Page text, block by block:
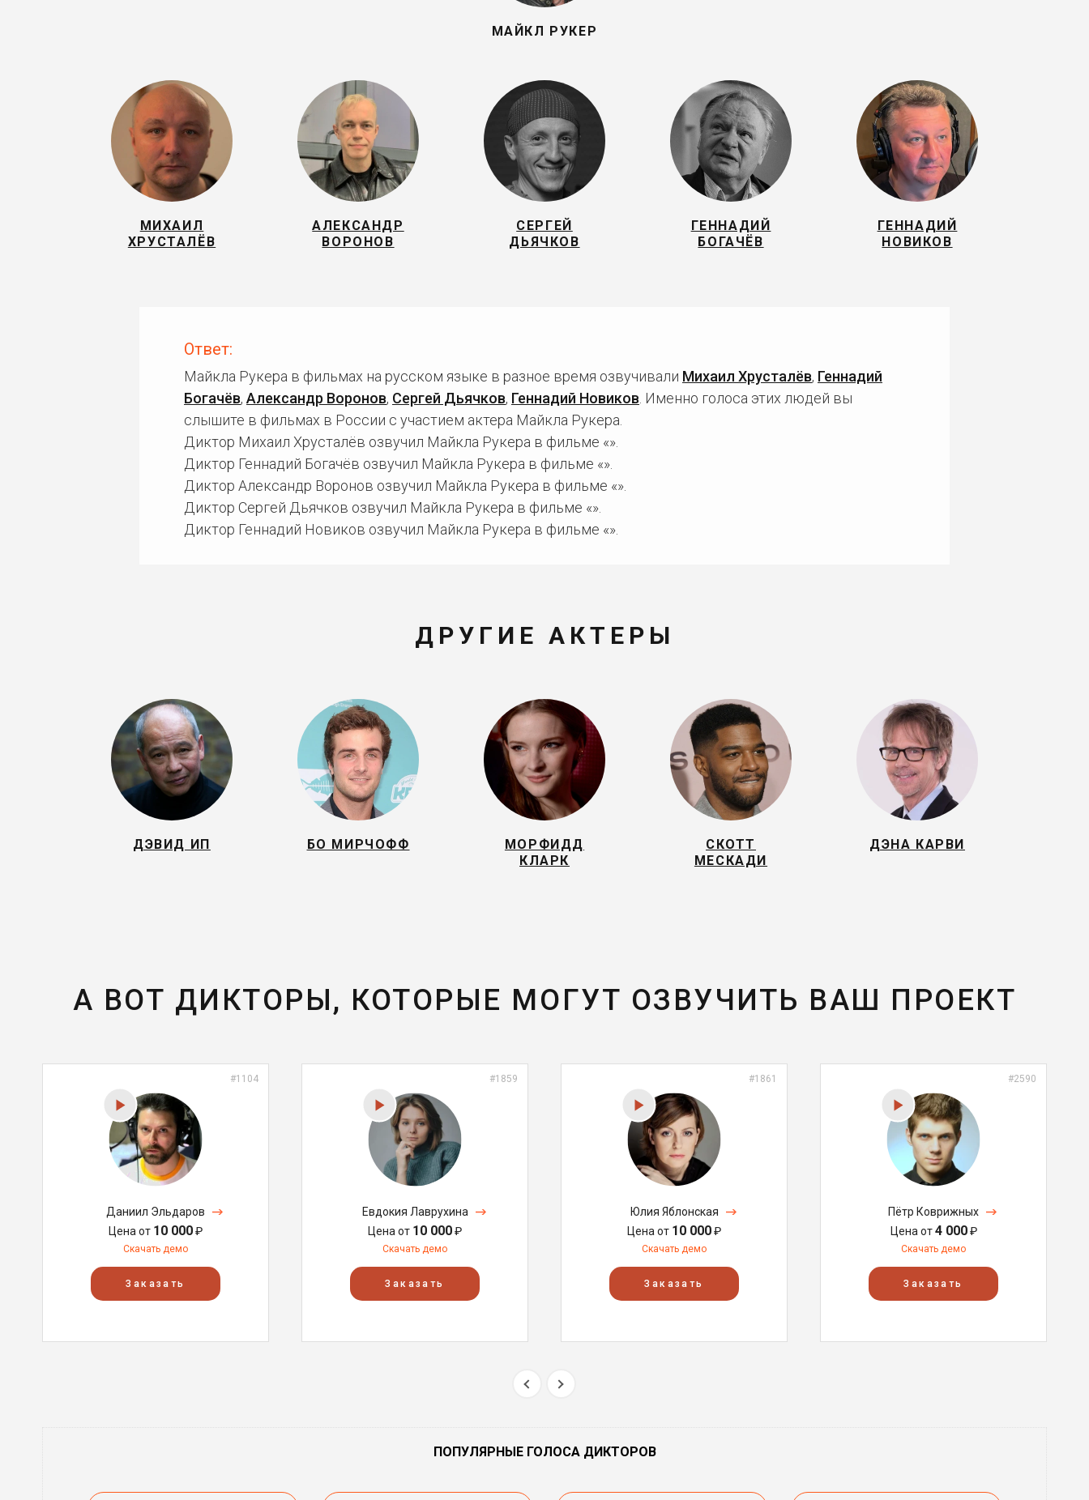
МАЙКЛ РУКЕР
МИХАИЛ
ХРУСТАЛЁВ
АЛЕКСАНДР
ВОРОНОВ
СЕРГЕЙ
ДЬЯЧКОВ
ГЕННАДИЙ
БОГАЧЁВ
ГЕННАДИЙ
НОВИКОВ
Ответ:
Майкла Рукера в фильмах на русском языке в разное время озвучивали Михаил Хрусталёв, Геннадий
Богачёв, Александр Воронов, Сергей Дьячков, Геннадий Новиков . Именно голоса этих людей вы
слышите в фильмах в России с участием актера Майкла Рукера.
Диктор Михаил Хрусталёв озвучил Майкла Рукера в фильме «».
Диктор Геннадий Богачёв озвучил Майкла Рукера в фильме «».
Диктор Александр Воронов озвучил Майкла Рукера в фильме «».
Диктор Сергей Дьячков озвучил Майкла Рукера в фильме «».
Диктор Геннадий Новиков озвучил Майкла Рукера в фильме «».
ДРУГИЕ АКТЕРЫ
ДЭВИД ИП БО МИРЧОФФ
МОРФИДД
КЛАРК
СКОТТ
МЕСКАДИ
ДЭНА КАРВИ
А ВОТ ДИКТОРЫ, КОТОРЫЕ МОГУТ ОЗВУЧИТЬ ВАШ ПРОЕКТ
#1104
Даниил Эльдаров
Цена от 10 000₽
Скачать демо
Заказать
#1859
Евдокия Лаврухина
Цена от 10 000₽
Скачать демо
Заказать
#1861
Юлия Яблонская
Цена от 10 000₽
Скачать демо
Заказать
#2590
Пётр Коврижных
Цена от4 000₽
Скачать демо
Заказать
ПОПУЛЯРНЫЕ ГОЛОСА ДИКТОРОВ